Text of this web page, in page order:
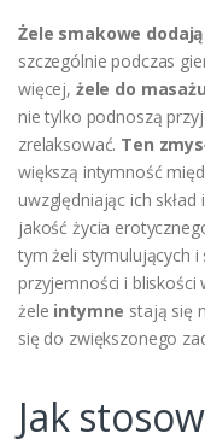
Żele smakowe
szczególnie podczas
więcej, żele do masażu
nie tylko podnoszą
zrelaksować. Ten
większą intymność
uwzględniając ich
jakość życia
tym żeli stymulujących
przyjemności i bliskości
żele intymne stają się
się do zwiększonego
Jak